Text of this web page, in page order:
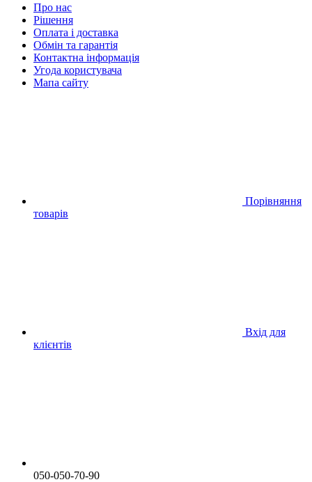
Про нас
Рішення
Оплата і доставка
Обмін та гарантія
Контактна інформація
Угода користувача
Мапа сайту
Порівняння
товарів
Вхід для
клієнтів
050-050-70-90